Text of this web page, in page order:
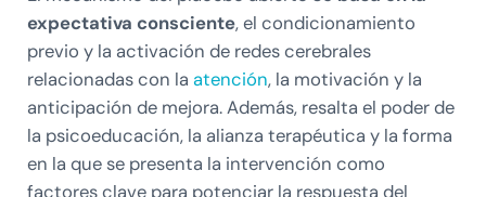
expectativa consciente, el condicionamiento
previo y la activación de redes cerebrales
relacionadas con la atención, la motivación y la
anticipación de mejora. Además, resalta el poder de
la psicoeducación, la alianza terapéutica y la forma
en la que se presenta la intervención como
factores clave para potenciar la respuesta del